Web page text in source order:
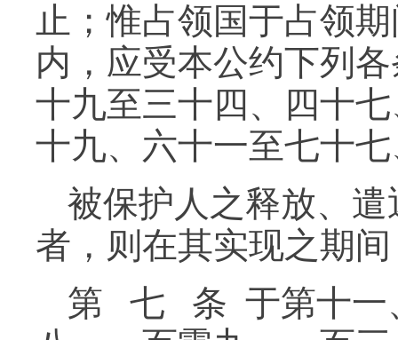
止；惟占领国于占领
内，应受本公约下列
十九至三十四、四十
十九、六十一至七十
被保护人之释放、
者，则在其实现之期
第 七 条 于第十一